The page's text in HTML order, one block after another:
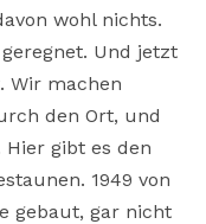
wohl nichts.
Und jetzt
Wir machen
den Ort, und
gibt es den
1949 von
gebaut, gar nicht